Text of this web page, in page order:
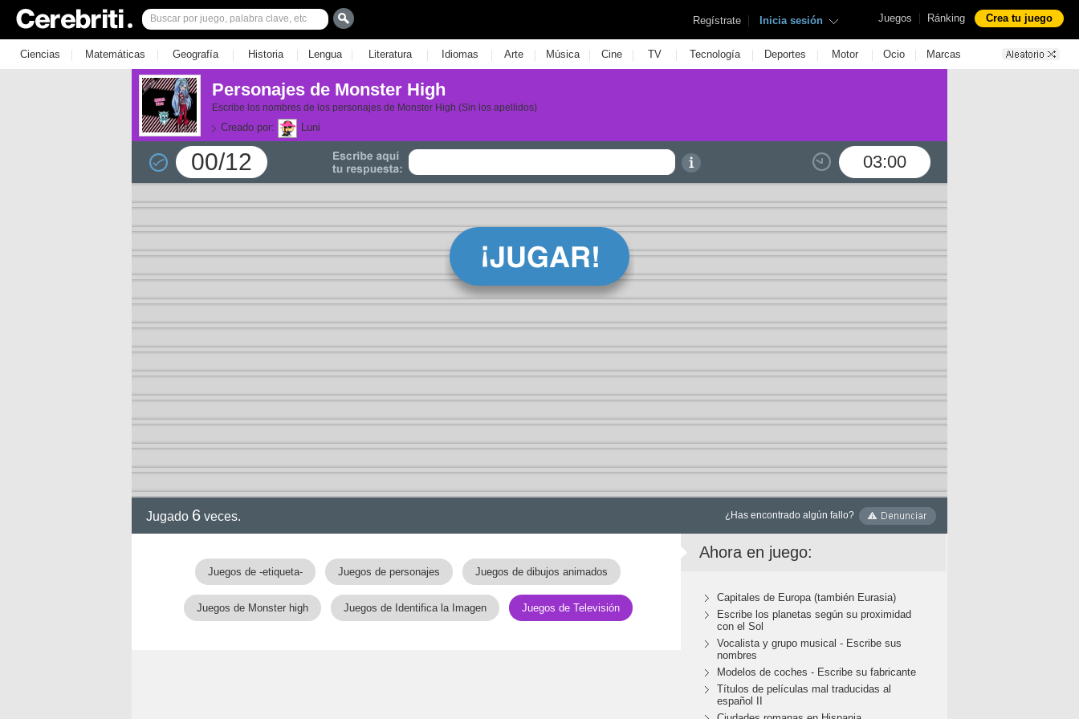
Juegos | Ránking Crea tu juego
Regístrate | Inicia sesión
Ciencias | Matemáticas | Geografía | Historia | Lengua | Literatura | Idiomas | Arte | Música | Cine | TV | Tecnología | Deportes | Motor | Ocio | Marcas
Personajes de Monster High
Escribe los nombres de los personajes de Monster High (Sin los apellidos)
Creado por: Luni
00/12 03:00
Jugado 6 veces. ¿Has encontrado algún fallo?
Juegos de -etiqueta- Juegos de personajes Juegos de dibujos animados
Juegos de Monster high Juegos de Identifica la Imagen Juegos de Televisión
Ahora en juego:
Capitales de Europa (también Eurasia)
Escribe los planetas según su proximidad
con el Sol
Vocalista y grupo musical - Escribe sus
nombres
Modelos de coches - Escribe su fabricante
Títulos de películas mal traducidas al
español II